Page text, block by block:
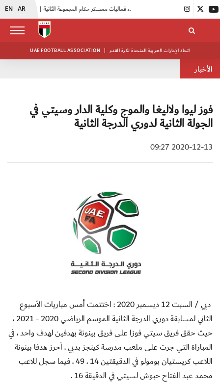
EN AR |
UAE FOOTBALL ASSOCIATION | اتحاد الإمارات العربية المتحدة لكرة القدم
الأخبار
فوز ليوا ولاليغا والموج وكلية الدار وسيتي في
الجولة الثانية لدوري الدرجة الثانية
2020-12-13 09:27
دبي / السبت 12 ديسمبر 2020 : اختتمت أمس مباريات الأسبوع
الثاني لمسابقة دوري الدرجة الثانية الموسم الرياضي 2020 - 2021 ،
حيث حقق فريق سيتي فوزا على فريق بينونة بهدفين لهدف واحد ، في
المباراة التي جرت على ملعب مدرسة كينجز بدبي ، أحرز هدفا بينونة
اللاعب كريستيان بومولو في الدقيقتين 14 ، 49 ، فيما سجل للاعب
محمد عبد الفتاح حبوش لسيتي في الدقيقة 16 .